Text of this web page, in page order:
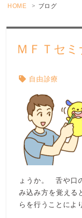
HOME ブログ
ＭＦＴセ
自由診療
ょうか。 舌や口
み込み方を覚える
らを行うことによ